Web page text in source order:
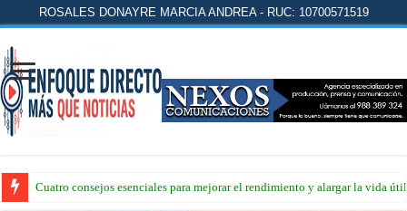
ROSALES DONAYRE MARCIA ANDREA - RUC: 10700571519
Cuatro consejos esenciales para mejorar el rendimiento y alargar la vida